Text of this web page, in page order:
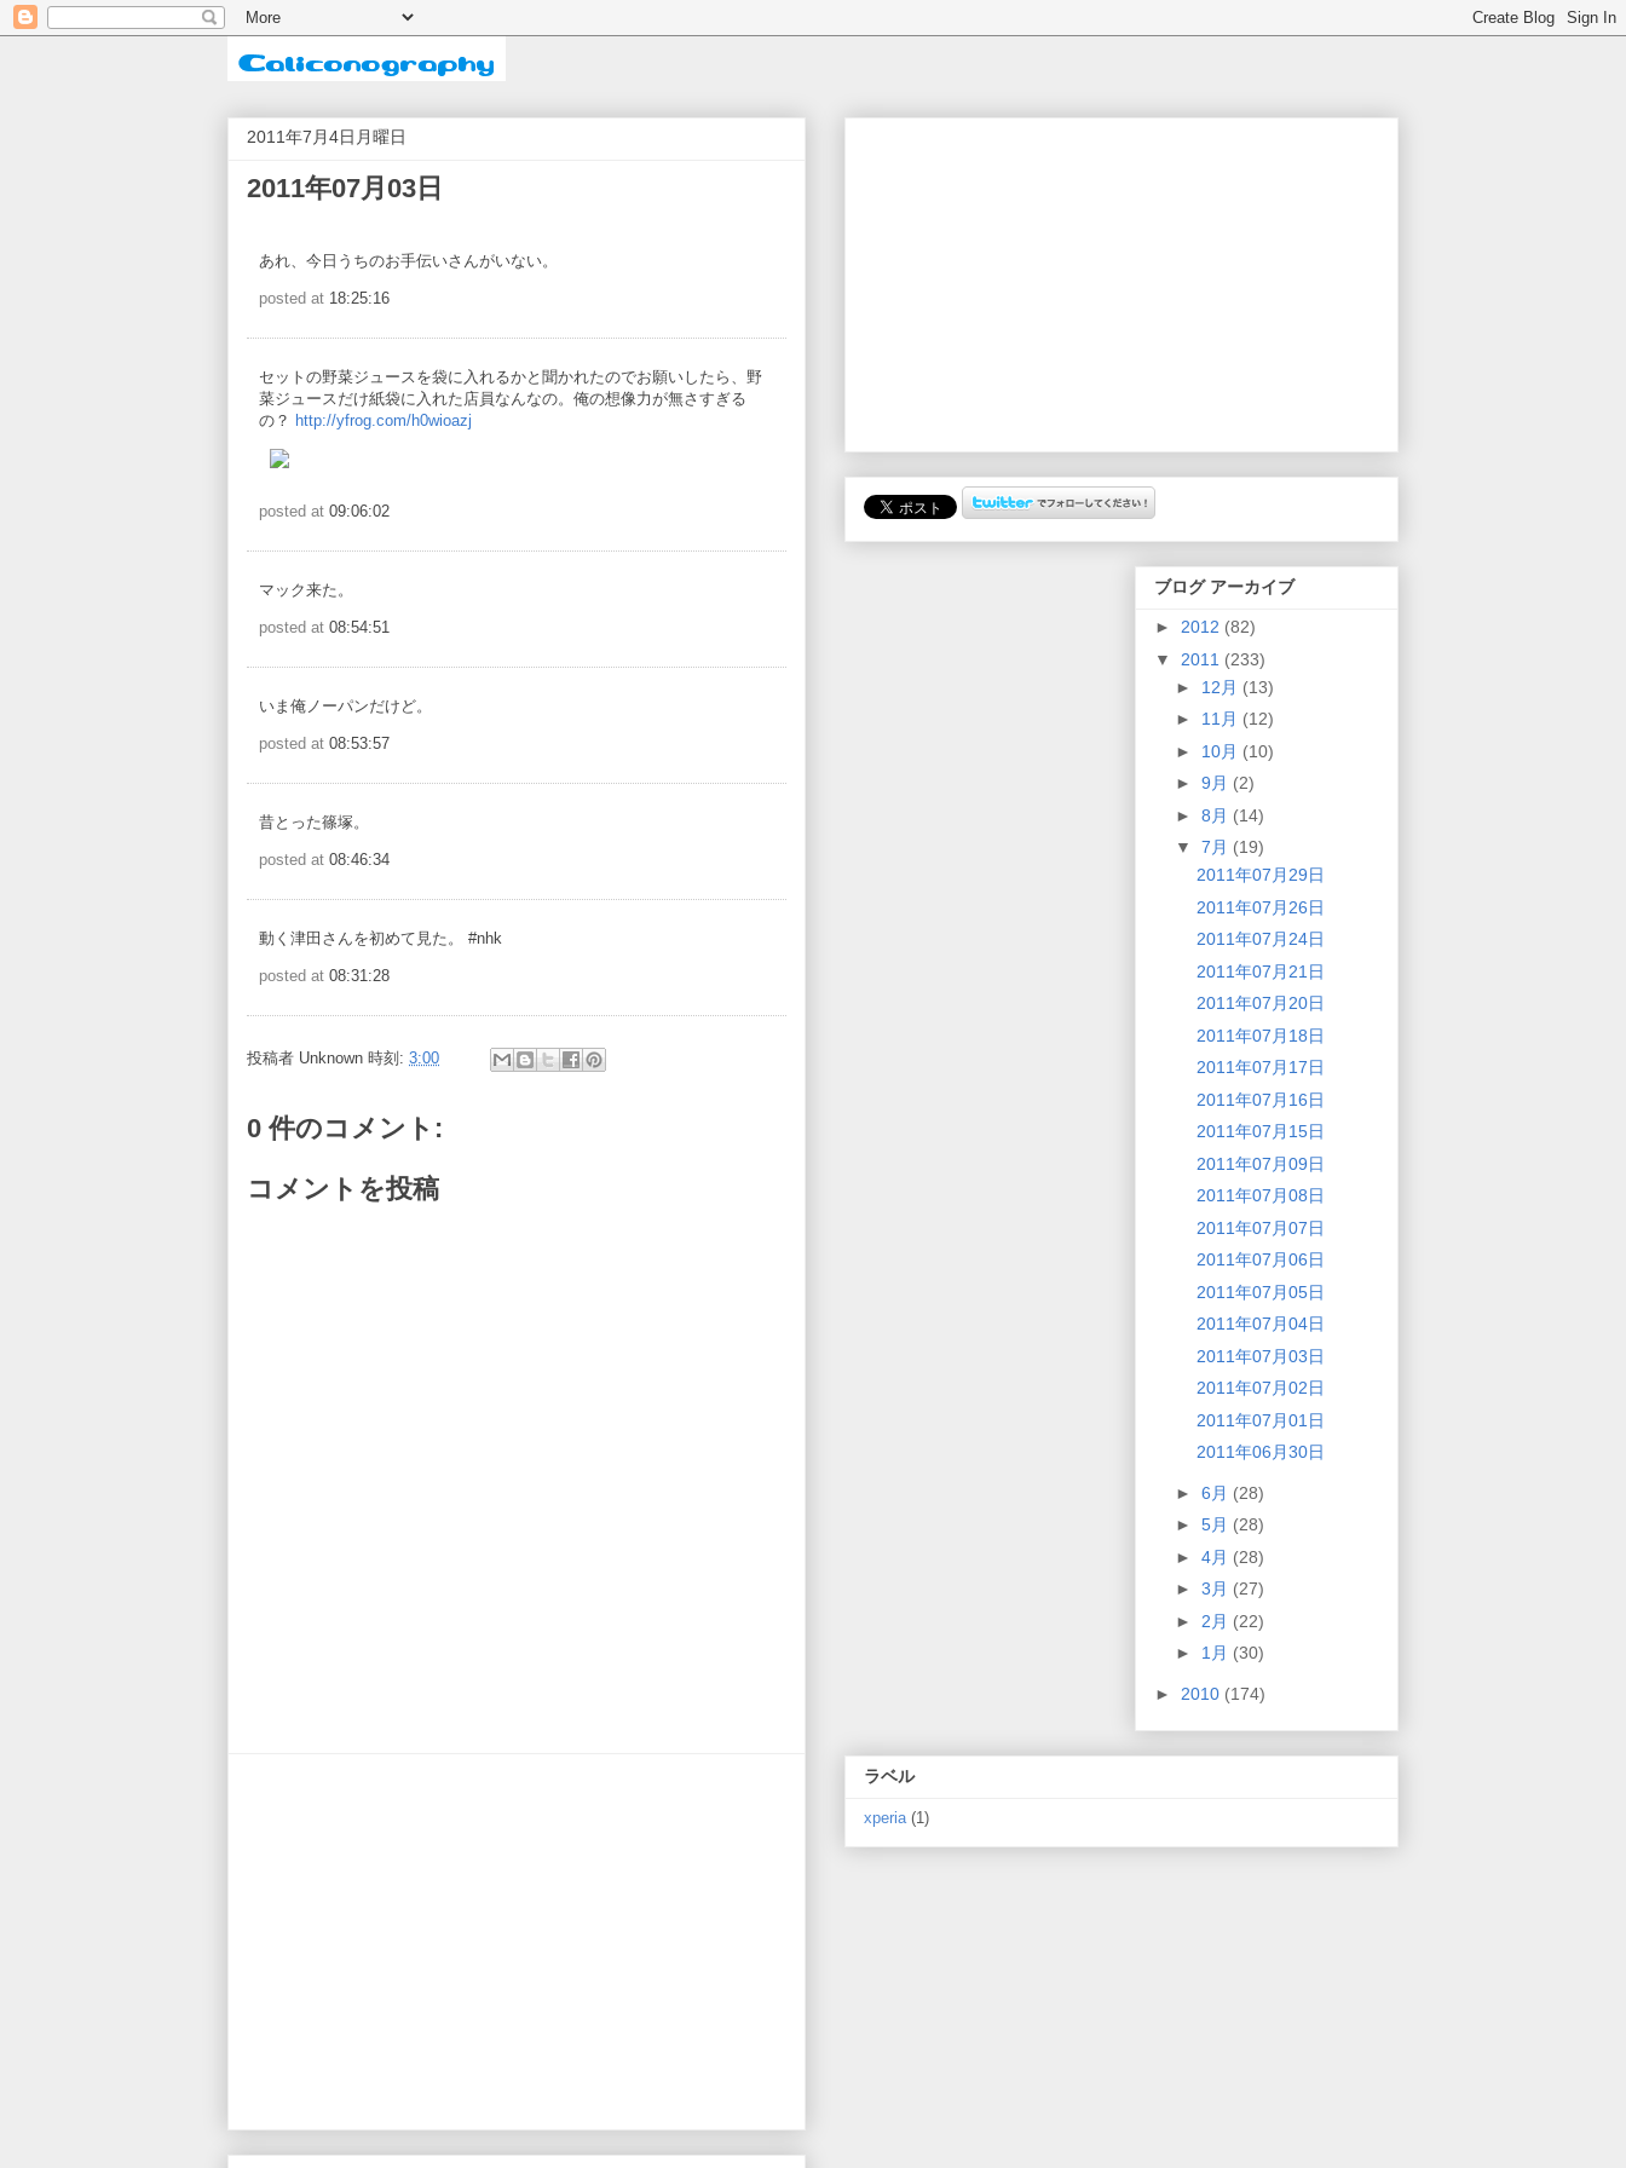
2011年7月4日月曜日
2011年07月03日
あれ、今日うちのお手伝いさんがいない。
posted at 18:25:16
セットの野菜ジュースを袋に入れるかと聞かれたのでお願いしたら、野
菜ジュースだけ紙袋に入れた店員なんなの。俺の想像力が無さすぎる
の？ http://yfrog.com/h0wioazj
posted at 09:06:02
マック来た。
posted at 08:54:51
いま俺ノーパンだけど。
posted at 08:53:57
昔とった篠塚。
posted at 08:46:34
動く津田さんを初めて見た。 #nhk
posted at 08:31:28
投稿者 Unknown 時刻: 3:00
0 件のコメント:
コメントを投稿
ブログ アーカイブ
► 2012 (82)
▼ 2011 (233)
► 12月 (13)
► 11月 (12)
► 10月 (10)
► 9月 (2)
► 8月 (14)
▼ 7月 (19)
2011年07月29日
2011年07月26日
2011年07月24日
2011年07月21日
2011年07月20日
2011年07月18日
2011年07月17日
2011年07月16日
2011年07月15日
2011年07月09日
2011年07月08日
2011年07月07日
2011年07月06日
2011年07月05日
2011年07月04日
2011年07月03日
2011年07月02日
2011年07月01日
2011年06月30日
► 6月 (28)
► 5月 (28)
► 4月 (28)
► 3月 (27)
► 2月 (22)
► 1月 (30)
► 2010 (174)
ラベル
xperia (1)